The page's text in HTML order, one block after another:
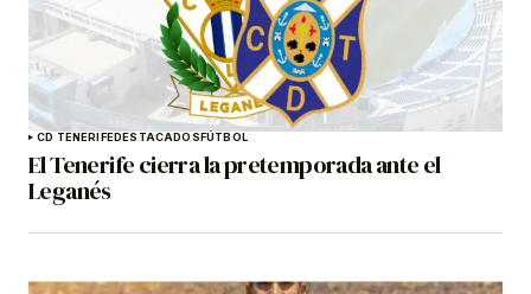
CD TENERIFEDESTACADOS FÚTBOL
El Tenerife cierra la pretemporada ante el
Leganés